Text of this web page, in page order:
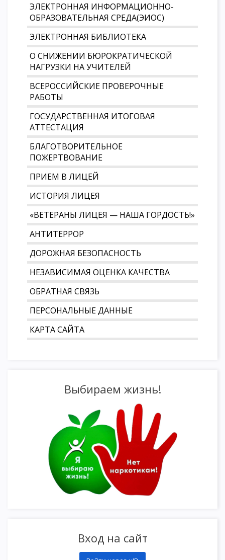
ЭЛЕКТРОННАЯ ИНФОРМАЦИОННО-
ОБРАЗОВАТЕЛЬНАЯ СРЕДА(ЭИОС)
ЭЛЕКТРОННАЯ БИБЛИОТЕКА
О СНИЖЕНИИ БЮРОКРАТИЧЕСКОЙ
НАГРУЗКИ НА УЧИТЕЛЕЙ
ВСЕРОССИЙСКИЕ ПРОВЕРОЧНЫЕ
РАБОТЫ
ГОСУДАРСТВЕННАЯ ИТОГОВАЯ
АТТЕСТАЦИЯ
БЛАГОТВОРИТЕЛЬНОЕ
ПОЖЕРТВОВАНИЕ
ПРИЕМ В ЛИЦЕЙ
ИСТОРИЯ ЛИЦЕЯ
«ВЕТЕРАНЫ ЛИЦЕЯ — НАША ГОРДОСТЬ!»
АНТИТЕРРОР
ДОРОЖНАЯ БЕЗОПАСНОСТЬ
НЕЗАВИСИМАЯ ОЦЕНКА КАЧЕСТВА
ОБРАТНАЯ СВЯЗЬ
ПЕРСОНАЛЬНЫЕ ДАННЫЕ
КАРТА САЙТА
Выбираем жизнь!
Вход на сайт